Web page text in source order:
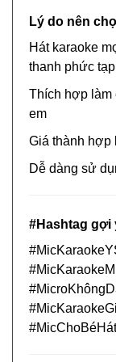
Lý do nên
Hát karaoke
thanh phức tạp
Thích hợp làm
em
Giá thành
Dễ dàng sử
#Hashtag gợi